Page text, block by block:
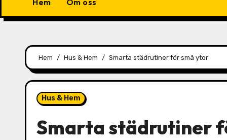
Hem Om oss
Hem Hus & Hem Smarta städrutiner för små ytor
Hus & Hem
Smarta städrutiner